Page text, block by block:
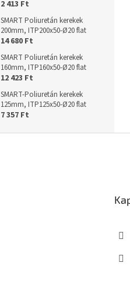
2 413 Ft
SMART Poliuretán kerekek
200mm, ITP200x50-Ø20 flat
14 680 Ft
SMART Poliuretán kerekek
160mm, ITP160x50-Ø20 flat
12 423 Ft
SMART-Poliuretán kerekek
125mm, ITP125x50-Ø20 flat
7 357 Ft